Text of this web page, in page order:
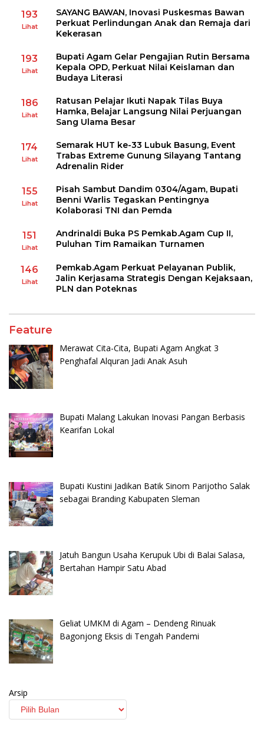
193
Lihat
SAYANG BAWAN, Inovasi Puskesmas Bawan
Perkuat Perlindungan Anak dan Remaja dari
Kekerasan
193
Lihat
Bupati Agam Gelar Pengajian Rutin Bersama
Kepala OPD, Perkuat Nilai Keislaman dan
Budaya Literasi
186
Lihat
Ratusan Pelajar Ikuti Napak Tilas Buya
Hamka, Belajar Langsung Nilai Perjuangan
Sang Ulama Besar
174
Lihat
Semarak HUT ke-33 Lubuk Basung, Event
Trabas Extreme Gunung Silayang Tantang
Adrenalin Rider
155
Lihat
Pisah Sambut Dandim 0304/Agam, Bupati
Benni Warlis Tegaskan Pentingnya
Kolaborasi TNI dan Pemda
151
Lihat
Andrinaldi Buka PS Pemkab.Agam Cup II,
Puluhan Tim Ramaikan Turnamen
146
Lihat
Pemkab.Agam Perkuat Pelayanan Publik,
Jalin Kerjasama Strategis Dengan Kejaksaan,
PLN dan Poteknas
Feature
Merawat Cita-Cita, Bupati Agam Angkat 3
Penghafal Alquran Jadi Anak Asuh
Bupati Malang Lakukan Inovasi Pangan Berbasis
Kearifan Lokal
Bupati Kustini Jadikan Batik Sinom Parijotho Salak
sebagai Branding Kabupaten Sleman
Jatuh Bangun Usaha Kerupuk Ubi di Balai Salasa,
Bertahan Hampir Satu Abad
Geliat UMKM di Agam – Dendeng Rinuak
Bagonjong Eksis di Tengah Pandemi
Arsip